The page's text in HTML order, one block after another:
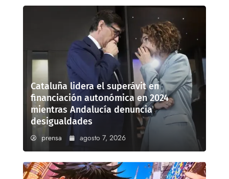
Cataluña lidera el superávit en
financiación autonómica en 2024
mientras Andalucía denuncia
desigualdades
prensa agosto 7, 2026